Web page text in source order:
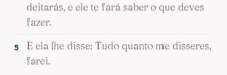
deitarás, e ele te fará saber o que deves
fazer.
5
E ela lhe disse: Tudo quanto me disseres,
farei.